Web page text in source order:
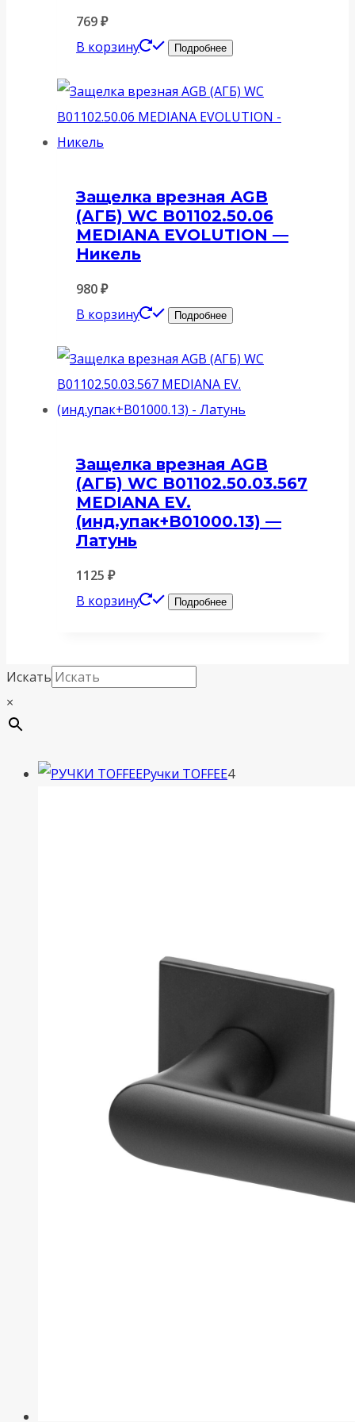
769₽
В корзину
Подробнее
Защелка врезная AGB
(АГБ) WC B01102.50.06
MEDIANA EVOLUTION —
Никель
980₽
В корзину
Подробнее
Защелка врезная AGB
(АГБ) WC B01102.50.03.567
MEDIANA EV.
(инд.упак+B01000.13) —
Латунь
1125 ₽
В корзину
Подробнее
Искать
×
Ручки TOFFEE44